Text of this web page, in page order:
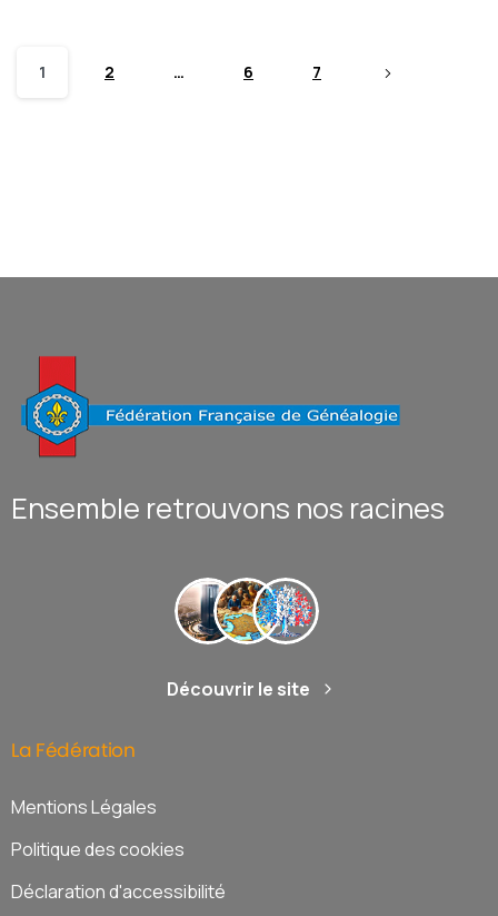
1 2 … 6 7
Ensemble retrouvons nos racines
Découvrir le site
La Fédération
Mentions Légales
Politique des cookies
Déclaration d'accessibilité